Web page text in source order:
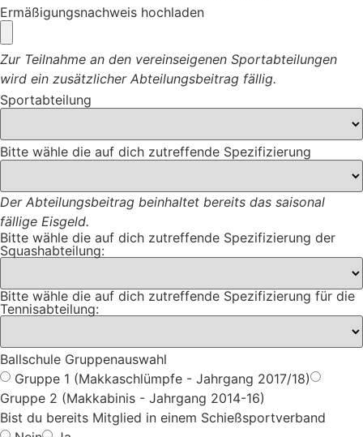
Ermäßigungsnachweis hochladen
Zur Teilnahme an den vereinseigenen Sportabteilungen
wird ein zusätzlicher Abteilungsbeitrag fällig.
Sportabteilung
Bitte wähle die auf dich zutreffende Spezifizierung
Der Abteilungsbeitrag beinhaltet bereits das saisonal
fällige Eisgeld.
Bitte wähle die auf dich zutreffende Spezifizierung der
Squashabteilung:
Bitte wähle die auf dich zutreffende Spezifizierung für die
Tennisabteilung:
Ballschule Gruppenauswahl
Gruppe 1 (Makkaschlümpfe - Jahrgang 2017/18)
Gruppe 2 (Makkabinis - Jahrgang 2014-16)
Bist du bereits Mitglied in einem Schießsportverband